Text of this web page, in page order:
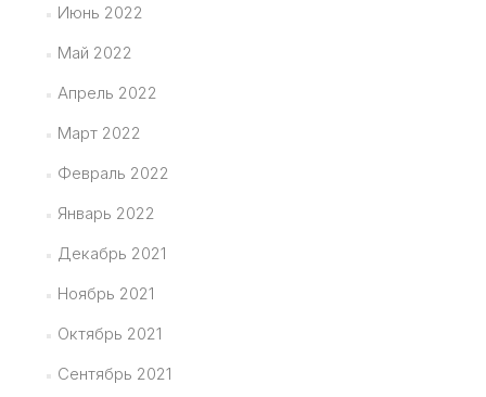
Июнь 2022
Май 2022
Апрель 2022
Март 2022
Февраль 2022
Январь 2022
Декабрь 2021
Ноябрь 2021
Октябрь 2021
Сентябрь 2021